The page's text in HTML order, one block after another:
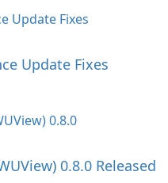
Update Fixes
0.8.0 Released